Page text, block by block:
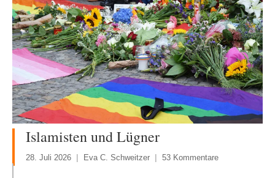
Islamisten und Lügner
28. Juli 2026 Eva C. Schweitzer 53 Kommentare